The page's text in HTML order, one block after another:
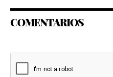
COMENTARIOS